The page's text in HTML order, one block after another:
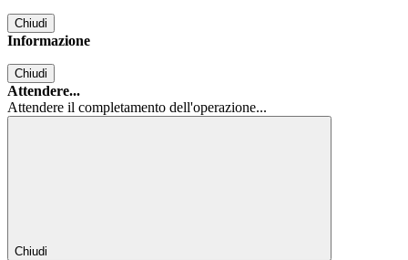
Chiudi
Informazione
Chiudi
Attendere...
Attendere il completamento dell'operazione...
Chiudi